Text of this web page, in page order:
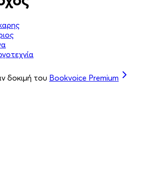
δοκιμή του Bookvoice Premium